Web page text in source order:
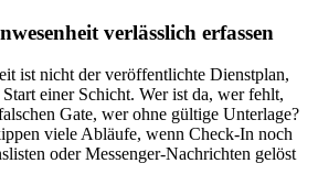
verlässlich erfassen
ist nicht der veröffentlichte Dienstplan,
einer Schicht. Wer ist da, wer fehlt,
Gate, wer ohne gültige Unterlage?
viele Abläufe, wenn Check-In noch
oder Messenger-Nachrichten gelöst